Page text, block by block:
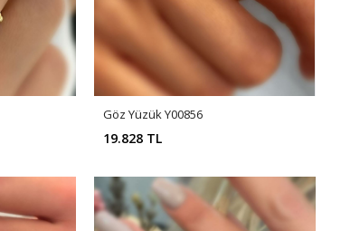
Göz Yüzük Y00856
19.828 TL